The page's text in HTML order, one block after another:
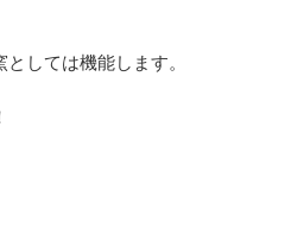
しては機能します。